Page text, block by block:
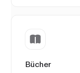
Bücher